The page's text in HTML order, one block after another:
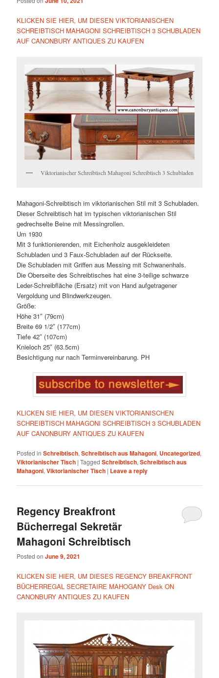
KLICKEN SIE HIER, UM DIESEN VIKTORIANISCHEN
SCHREIBTISCH MAHAGONI SCHREIBTISCH 3 SCHUBLADEN
AUF CANONBURY ANTIQUES ZU KAUFEN
Viktorianischer Schreibtisch Mahagoni Schreibtisch 3 Schubladen
Mahagoni-Schreibtisch im viktorianischen Stil mit 3 Schubladen.
Dieser Schreibtisch hat im typischen viktorianischen Stil
gedrechselte Beine mit Messingrollen.
Um 1930
Mit 3 funktionierenden, mit Eichenholz ausgekleideten
Schubladen und 3 Faux-Schubladen auf der Rückseite.
Die Schubladen mit Griffen aus Messing mit Schwanenhals.
Die Oberseite des Schreibtisches hat eine 3-teilige schwarze
Leder-Schreibfläche (Ersatz) mit von Hand aufgetragener
Vergoldung und Blindwerkzeugen.
Größe:
Höhe 31″ (79cm)
Breite 69 1/2″ (177cm)
Tiefe 42″ (107cm)
Knieloch 25″ (63.5cm)
Besichtigung nur nach Terminvereinbarung. PH
KLICKEN SIE HIER, UM DIESEN VIKTORIANISCHEN
SCHREIBTISCH MAHAGONI SCHREIBTISCH 3 SCHUBLADEN
AUF CANONBURY ANTIQUES ZU KAUFEN
Posted in Schreibtisch,Schreibtisch aus Mahagoni, Uncategorized,
Viktorianischer Tisch |Tagged Schreibtisch,Schreibtisch aus
Mahagoni,Viktorianischer Tisch | Leave a reply
Regency Breakfront
Bücherregal Sekretär
Mahagoni Schreibtisch
Posted onJune 9, 2021
KLICKEN SIE HIER, UM DIESES REGENCY BREAKFRONT
BÜCHERREGAL SECRETAIRE MAHOGANY Desk ON
CANONBURY ANTIQUES ZU KAUFEN